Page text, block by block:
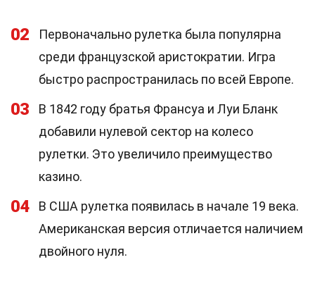
02
Первоначально рулетка была популярна
среди французской аристократии. Игра
быстро распространилась по всей Европе.
03
В 1842 году братья Франсуа и Луи Бланк
добавили нулевой сектор на колесо
рулетки. Это увеличило преимущество
казино.
04
В США рулетка появилась в начале 19 века.
Американская версия отличается наличием
двойного нуля.